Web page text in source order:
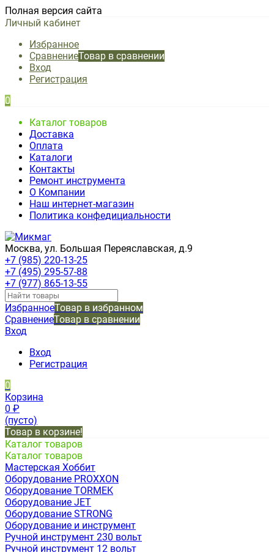
Полная версия сайта
Личный кабинет
Избранное
СравнениеТовар в сравнении
Вход
Регистрация
0
Каталог товаров
Доставка
Оплата
Каталоги
Контакты
Ремонт инструмента
О Компании
Наш интернет-магазин
Политика конфедициальности
Москва, ул. Большая Переяславская, д.9
+7 (985) 220-13-25
+7 (495) 295-57-88
+7 (977) 865-13-55
ИзбранноеТовар в избранном
СравнениеТовар в сравнении
Вход
Вход
Регистрация
0
Корзина
0 ₽
(пусто)
Товар в корзине!
Каталог товаров
Каталог товаров
Мастерская Хоббит
Оборудование PROXXON
Оборудование TORMEK
Оборудование JET
Оборудование STRONG
Оборудование и инструмент
Ручной инструмент 230 вольт
Ручной инструмент 12 вольт